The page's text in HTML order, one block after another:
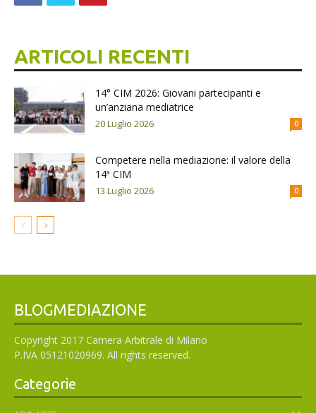
ARTICOLI RECENTI
14° CIM 2026: Giovani partecipanti e
un’anziana mediatrice
20 Luglio 2026 0
Competere nella mediazione: il valore della
14ª CIM
13 Luglio 2026 0
BLOGMEDIAZIONE
Copyright 2017 Camera Arbitrale di Milano
P.IVA 05121020969. All rights reserved.
Categorie